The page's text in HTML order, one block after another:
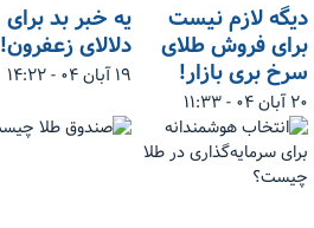
دیگه لازم نیست
برای فروش طلای
سرخ بری بازار!
۲۰ آبان ۰۴ - ۱۱:۳۳
یه خبر بد برای
دلالای زعفرون!
۱۹ آبان ۰۴ - ۱۴:۲۲